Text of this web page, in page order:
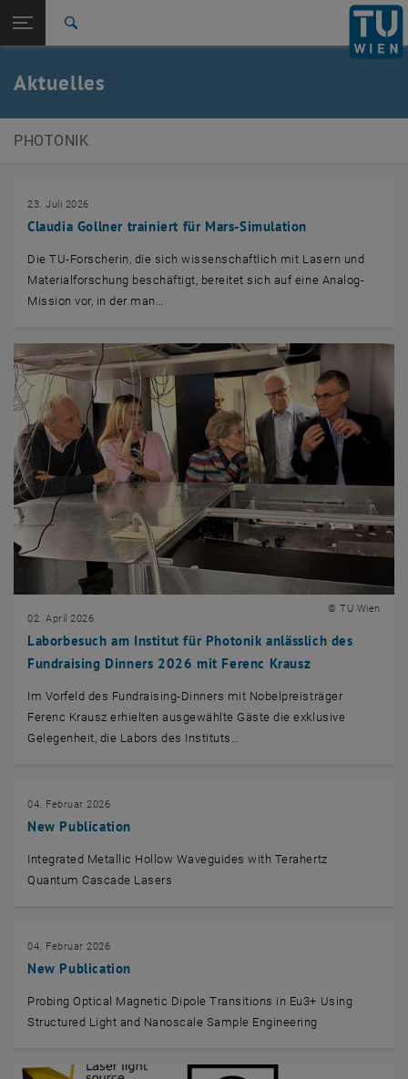
TU Login
Quicklinks
Quicklinks-Menü umschalten
Studium
Karriere
Zur 1. Menü Ebene
E387-Institut für Photonik
News
Veranstaltungen
Aktuelles
PHOTONIK
Claudia Gollner trainiert für Mars-Simulation
23. Juli 2026
Die TU-Forscherin, die sich wissenschaftlich mit Lasern und
Materialforschung beschäftigt, bereitet sich auf eine Analog-
Mission vor, in der man…
Laborbesuch am Institut für Photonik anlässlich des
Fundraising Dinners 2026 mit Ferenc Krausz
02. April 2026
© TU Wien
Im Vorfeld des Fundraising-Dinners mit Nobelpreisträger
Ferenc Krausz erhielten ausgewählte Gäste die exklusive
Gelegenheit, die Labors des Instituts…
New Publication
04. Februar 2026
Integrated Metallic Hollow Waveguides with Terahertz
Quantum Cascade Lasers
New Publication
04. Februar 2026
Probing Optical Magnetic Dipole Transitions in Eu3+ Using
Structured Light and Nanoscale Sample Engineering